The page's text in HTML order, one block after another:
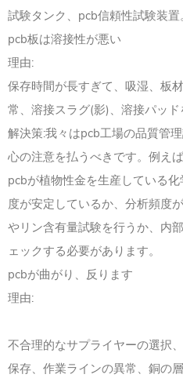
試験タンク、pcb信頼性試験装置。
pcb板は溶接性が悪い
理由:
保存時間が長すぎて、吸湿、板
常、溶接スラグ(影)、溶接パッド
解決策:我々はpcb工場の品質管
心の注意を払うべきです。例え
pcbが植物性金を生産している
度が安定しているか、分析頻度
やリン含有量試験を行うか、内
ェックする必要があります。
pcbが曲がり、反ります
理由:
不合理的なサプライヤーの選択
保存、作業ラインの異常、銅の